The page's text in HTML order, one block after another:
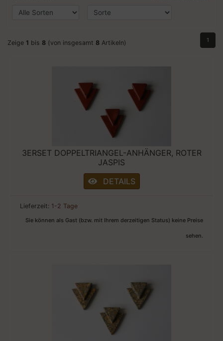
Zeige 1 bis 8 (von insgesamt 8 Artikeln) 1
3ERSET DOPPELTRIANGEL-ANHÄNGER, ROTER
JASPIS
DETAILS
Lieferzeit: 1-2 Tage
Sie können als Gast (bzw. mit Ihrem derzeitigen Status) keine Preise
sehen.